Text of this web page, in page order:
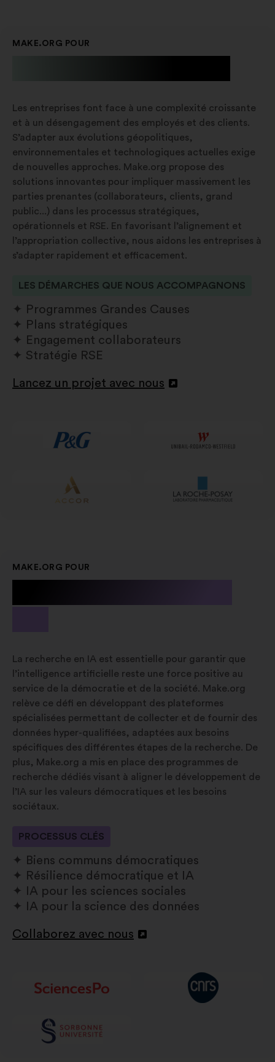
MAKE.ORG POUR
Les entreprises font face à une complexité croissante
et à un désengagement des employés et des clients.
S’adapter aux évolutions géopolitiques,
environnementales et technologiques actuelles exige
de nouvelles approches. Make.org propose des
solutions innovantes pour impliquer massivement les
parties prenantes (collaborateurs, clients, grand
public...) dans les processus stratégiques,
opérationnels et RSE. En favorisant l’alignement et
l’appropriation collective, nous aidons les entreprises à
s’adapter rapidement et efficacement.
LES DÉMARCHES QUE NOUS ACCOMPAGNONS
Programmes Grandes Causes
Plans stratégiques
Engagement collaborateurs
Stratégie RSE
Lancez un projet avec nous
Ouverture
MAKE.ORG POUR
La recherche en IA est essentielle pour garantir que
l’intelligence artificielle reste une force positive au
service de la démocratie et de la société. Make.org
relève ce défi en développant des plateformes
spécialisées permettant de collecter et de fournir des
données hyper-qualifiées, adaptées aux besoins
spécifiques des différentes étapes de la recherche. De
plus, Make.org a mis en place des programmes de
recherche dédiés visant à aligner le développement de
l’IA sur les valeurs démocratiques et les besoins
sociétaux.
PROCESSUS CLÉS
Biens communs démocratiques
Résilience démocratique et IA
IA pour les sciences sociales
IA pour la science des données
Collaborez avec nous
Ouverture
nouvel